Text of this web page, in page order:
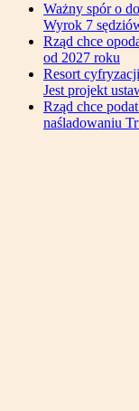
Ważny spór o
Wyrok 7
Rząd chce
od 2027 roku
Resort
Jest projekt
Rząd chce
naśladowaniu